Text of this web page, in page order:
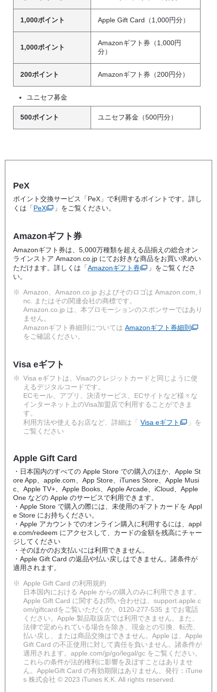
1,000ポイント Apple Gift Card（1,000円分）
1,000ポイント
Amazonギフト券（1,000円
分）
200ポイント Amazonギフト券（200円分）
ユニセフ募金
500ポイント ユニセフ募金（500円分）
PeX
ポイント交換サービス「PeX」で利用するポイントです。詳し
くは「PeX 」をご覧ください。
Amazonギフト券
Amazonギフト券は、5,000万種類を超える品揃えの総合オン
ラインストア Amazon.co.jp にてお好きな商品をお買い求めい
ただけます。詳しくは「Amazonギフト券
」をご覧くださ
い。
※ Amazon、Amazon.co.jp およびそのロゴは Amazon.com, I
nc. またはその関連会社の商標です。
Amazon.co.jp は、本プロモーションのスポンサーではあり
ません。
Amazonギフト券細則については Amazonギフト券細則
をご確認ください。
Visa eギフト
※ Visa eギフトは、Visaのクレジットカードと同じように使
えるデジタルコードです。
ECモール、アプリ、決済サービス、ECサイトなど様々な
インターネット上のVisa加盟店で利用することができま
す。
利用方法や使えるお店など、詳細は「 Visa eギフト
」を
ご覧ください
Apple Gift Card
・日本国内のすべての Apple Store での購入のほか、Apple St
ore App、apple.com、App Store、iTunes Store、Apple Musi
c、Apple TV+、Apple Books、Apple Arcade、iCloud、Apple
One などの Apple のサービスで利用できます。
・Apple Store で購入の際には、未使用のギフトカードを Appl
e Store にお持ちください。
・Apple アカウントでのオンライン購入に利用するには、appl
e.com/redeem にアクセスして、カードの金額を残高にチャー
ジしてください
・そのほかのお支払いには利用できません。
・Apple Gift Card の返品や払い戻しはできません。諸条件が
適用されます。
※ Apple Gift Card の利用規約
日本国内における Apple からの購入のみに利用できます。
Apple Gift Card に関するお問い合わせは、support.apple.c
om/giftcardをご覧いただくか、0120-277-535 までお電話
ください。Apple 製品取扱店では利用できません。また、
法律で定められている場合を除き、現金との引換、転売、
払い戻し、または商品交換はできません。Apple は、Apple
Gift Card の不正使用に対して責任を負いません。諸条件が
適用されます。apple.com/jp/go/legal/gc をご覧ください。
これらの条件が法的権利に影響を及ぼすことはありませ
ん。AppleGift Card の有効期限はありません。発行：iTune
s 株式会社 © 2023 iTunes K.K. All rights reserved.